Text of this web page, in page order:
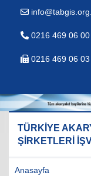
0216 469 06 00
0216 469 06
TÜRKİYE
ŞİRKETLERİ
Anasayfa